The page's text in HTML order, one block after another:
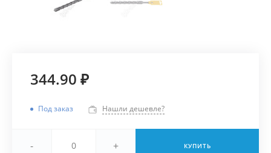
344.90 ₽
Под заказ Нашли дешевле?
- + КУПИТЬ